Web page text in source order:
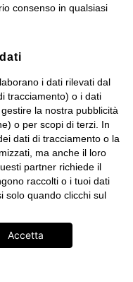
consenso in qualsiasi
i dati rilevati dal
tracciamento) o i dati
la nostra pubblicità
o per scopi di terzi. In
dati di tracciamento o la
ma anche il loro
partner richiede il
raccolti o i tuoi dati
solo quando clicchi sul
SA, Google Ireland
ID5 Technology Ltd,
Ireland Operations
House GmbH, TikTok
Accetta